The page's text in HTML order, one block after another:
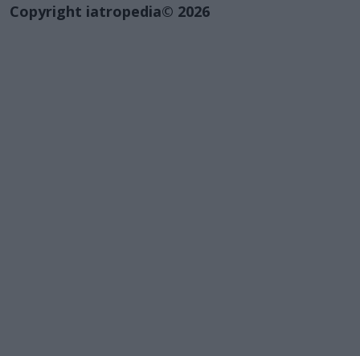
Copyright iatropedia© 2026